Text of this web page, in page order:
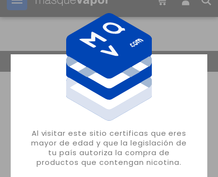
Al visitar este sitio certificas que eres
mayor de edad y que la legislación de
tu país autoriza la compra de
productos que contengan nicotina.
Tu pedido puede ser enviado en 27m: 37s